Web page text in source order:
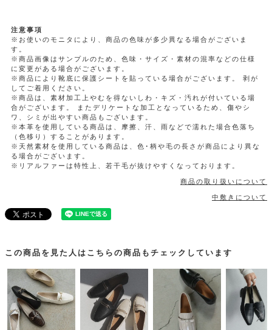
注意事項
※お使いのモニタにより、商品の色味が多少異なる場合がございま
す。
※商品画像はサンプルのため、色味・サイズ・素材の混率などの仕様
に変更がある場合がございます。
※商品により靴底に保護シートを貼っている場合がございます。 剥が
してご着用ください。
※商品は、素材加工上やむを得ないしわ・キズ・汚れが付いている場
合がございます。 またデリケートな加工となっているため、傷やシ
ワ、シミが出やすい商品もございます。
※本革を使用している商品は、摩擦、汗、雨などで濡れた場合色落ち
（色移り）することがあります。
※天然素材を使用している商品は、色･柄や毛の長さが商品により異な
る場合がございます。
※リアルファーは特性上、若干毛が抜けやすくなっております。
商品の取り扱いについて
中敷きについて
この商品を見た人はこちらの商品もチェックしています